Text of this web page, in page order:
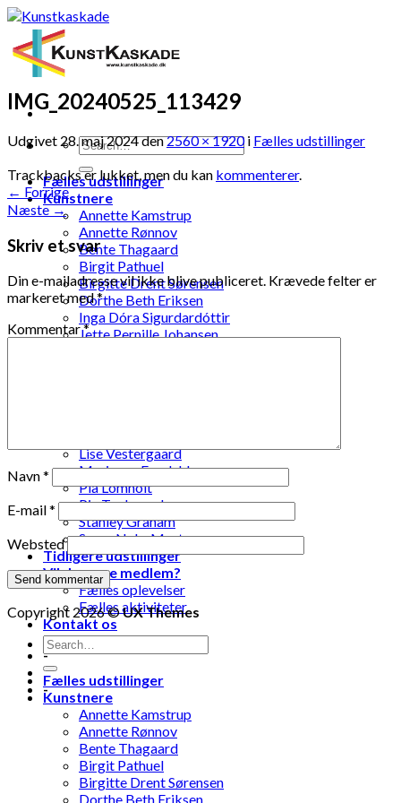
Skip
content
Fælles udstillinger
Kunstnere
Annette Kamstrup
Annette Rønnov
Bente Thagaard
Birgit Pathuel
Birgitte Drent Sørensen
Dorthe Beth Eriksen
Inga Dóra Sigurdardóttir
Jette Pernille Johansen
Lise Vestergaard
Marianne Engdahl
Pia Lomholt
Pia Teglgaard
Stanley Graham
Susse Nøhr Mastrup
Tidligere udstillinger
Vil du være medlem?
Fælles oplevelser
Fælles aktiviteter
Kontakt os
-
-
IMG_20240525_113429
Udgivet 28. maj 2024den2560 × 1920i Fælles udstillinger
Trackbacks er lukket, men du kan kommenterer.
← Forrige
Næste→
Skriv et svar
Din e-mailadresse vil ikke blive publiceret. Krævede felter er
markeret med*
Kommentar*
Navn*
E-mail*
Websted
Copyright 2026 ©UX Themes
Fælles udstillinger
Kunstnere
Annette Kamstrup
Annette Rønnov
Bente Thagaard
Birgit Pathuel
Birgitte Drent Sørensen
Dorthe Beth Eriksen